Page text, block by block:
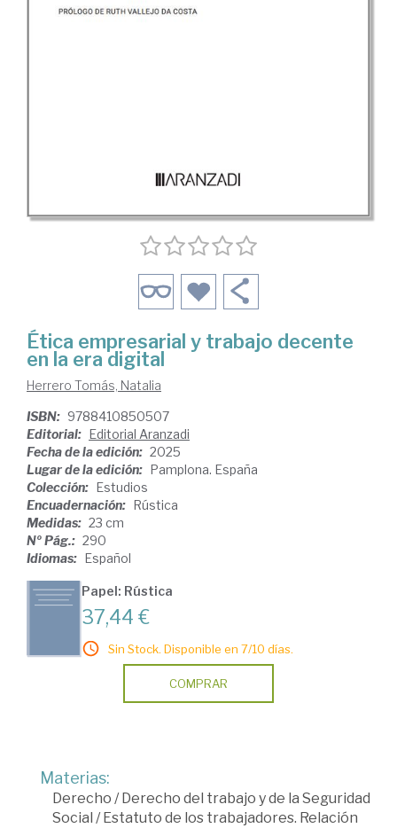
Ética empresarial y trabajo decente
en la era digital
Herrero Tomás, Natalia
ISBN: 9788410850507
Editorial: Editorial Aranzadi
Fecha de la edición: 2025
Lugar de la edición: Pamplona. España
Colección: Estudios
Encuadernación: Rústica
Medidas: 23 cm
Nº Pág.: 290
Idiomas: Español
Papel: Rústica
37,44 €
Sin Stock. Disponible en 7/10 días.
COMPRAR
Materias:
Derecho / Derecho del trabajo y de la Seguridad
Social / Estatuto de los trabajadores. Relación